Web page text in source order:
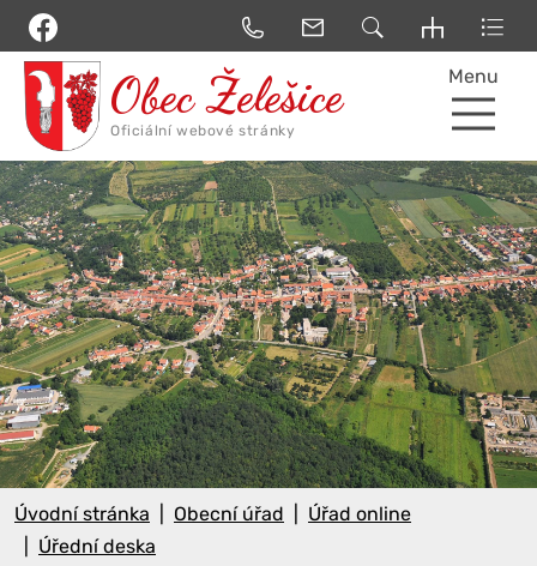
Menu
Úvodní stránka Obecní úřad
Úřad online
Úřední deska